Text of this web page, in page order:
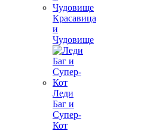
Красавица
и
Чудовище
Леди
Баг и
Супер-
Кот